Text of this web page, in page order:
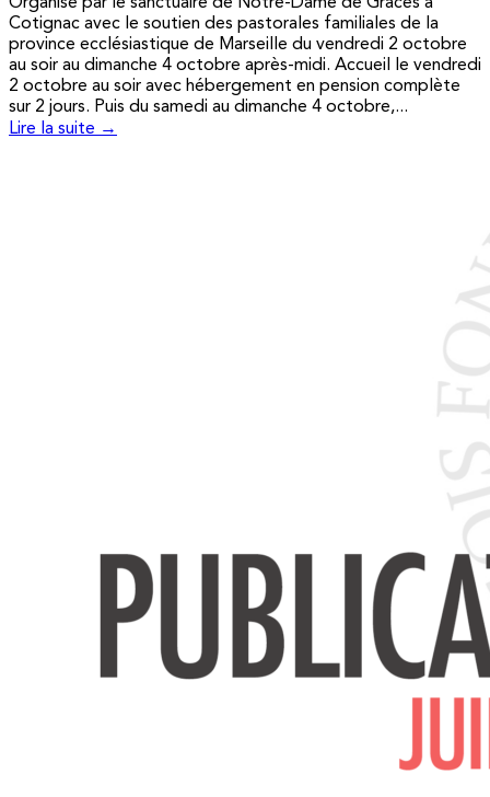
Organisé par le sanctuaire de Notre-Dame de Grâces à
Cotignac avec le soutien des pastorales familiales de la
province ecclésiastique de Marseille du vendredi 2 octobre
au soir au dimanche 4 octobre après-midi. Accueil le vendredi
2 octobre au soir avec hébergement en pension complète
sur 2 jours. Puis du samedi au dimanche 4 octobre,...
Lire la suite →